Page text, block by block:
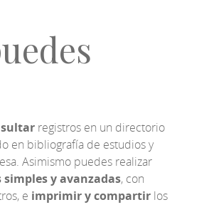
registros en un directorio
en bibliografía de estudios y
Asimismo puedes realizar
simples y avanzadas, con
e imprimir y compartir los